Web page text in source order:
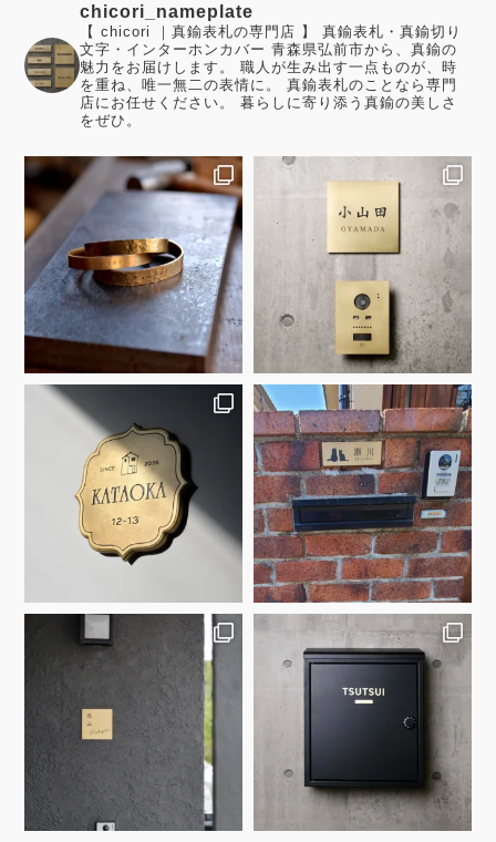
chicori_nameplate
【 chicori ｜真鍮表札の専門店 】 真鍮表札・真鍮切り
文字・インターホンカバー 青森県弘前市から、真鍮の
魅力をお届けします。 職人が生み出す一点ものが、時
を重ね、唯一無二の表情に。 真鍮表札のことなら専門
店にお任せください。 暮らしに寄り添う真鍮の美しさ
をぜひ。